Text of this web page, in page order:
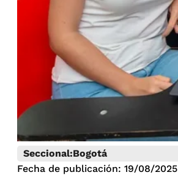
Seccional:Bogotá
Fecha de publicación: 19/08/2025